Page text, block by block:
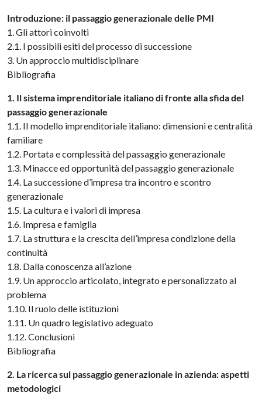
Introduzione: il passaggio generazionale delle PMI
1. Gli attori coinvolti
2.1. I possibili esiti del processo di successione
3. Un approccio multidisciplinare
Bibliografia
1. Il sistema imprenditoriale italiano di fronte alla sfida del
passaggio generazionale
1.1. II modello imprenditoriale italiano: dimensioni e centralità
familiare
1.2. Portata e complessità del passaggio generazionale
1.3. Minacce ed opportunità del passaggio generazionale
1.4. La successione d’impresa tra incontro e scontro
generazionale
1.5. La cultura e i valori di impresa
1.6. Impresa e famiglia
1.7. La struttura e la crescita dell’impresa condizione della
continuità
1.8. Dalla conoscenza all’azione
1.9. Un approccio articolato, integrato e personalizzato al
problema
1.10. Il ruolo delle istituzioni
1.11. Un quadro legislativo adeguato
1.12. Conclusioni
Bibliografia
2. La ricerca sul passaggio generazionale in azienda: aspetti
metodologici